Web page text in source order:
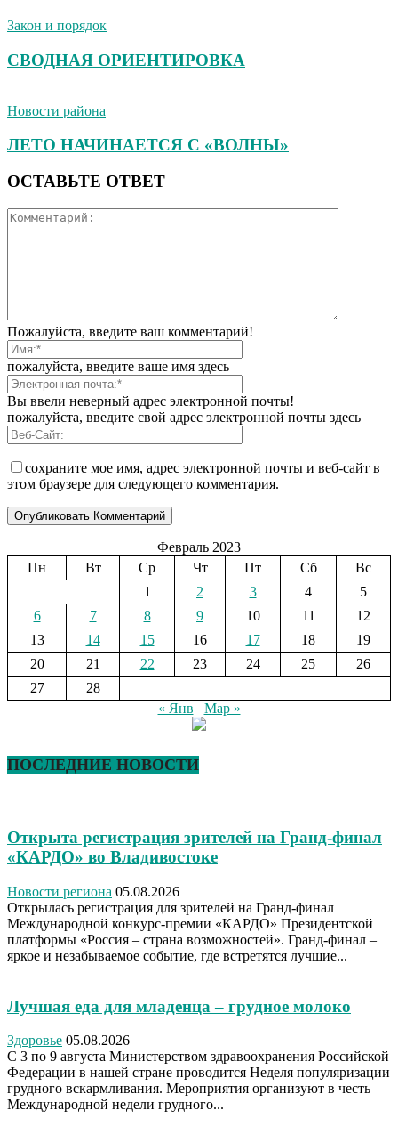
Закон и порядок
СВОДНАЯ ОРИЕНТИРОВКА
Новости района
ЛЕТО НАЧИНАЕТСЯ С «ВОЛНЫ»
ОСТАВЬТЕ ОТВЕТ
Пожалуйста, введите ваш комментарий!
пожалуйста, введите ваше имя здесь
Вы ввели неверный адрес электронной почты!
пожалуйста, введите свой адрес электронной почты здесь
сохраните мое имя, адрес электронной почты и веб-сайт в
этом браузере для следующего комментария.
Февраль 2023
Пн
Вт Ср Чт Пт Сб
Вс
1
2 3 4
5
6
7 8 9 10 11
12
13
14 15 16 17 18
19
20
21 22 23 24 25
26
27
28
« Янв
Мар »
ПОСЛЕДНИЕ НОВОСТИ
Открыта регистрация зрителей на Гранд-финал
«КАРДО» во Владивостоке
Новости региона 05.08.2026
Открылась регистрация для зрителей на Гранд-финал
Международной конкурс-премии «КАРДО» Президентской
платформы «Россия – страна возможностей». Гранд-финал –
яркое и незабываемое событие, где встретятся лучшие...
Лучшая еда для младенца – грудное молоко
Здоровье 05.08.2026
С 3 по 9 августа Министерством здравоохранения Российской
Федерации в нашей стране проводится Неделя популяризации
грудного вскармливания. Мероприятия организуют в честь
Международной недели грудного...